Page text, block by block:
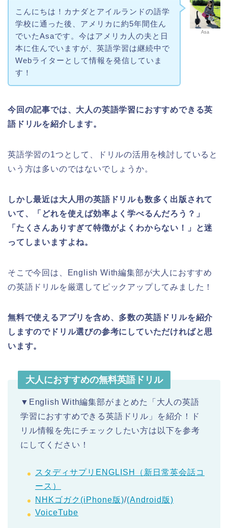
Asa
こんにちは！カナダとアイルランドの語学
学校に通った後、アメリカに約5年間住ん
でいたAsaです。今はアメリカ人の夫と日
本に住んでいますが、英語学習は継続中で
Webライターとして情報を発信していま
す！
今回の記事では、大人の英語学習におすすめできる英
語ドリルを紹介します。
英語学習の1つとして、ドリルの活用を検討していると
いう方は多いのではないでしょうか。
しかし最近は大人用の英語ドリルも数多く出版されて
いて、「どれを使えば効率よく学べるんだろう？」
「たくさんありすぎて特徴がよくわからない！」と迷
ってしまいますよね。
そこで今回は、English With編集部が大人におすすめ
の英語ドリルを厳選してピックアップしてみました！
無料で使えるアプリを含め、多数の英語ドリルを紹介
しますのでドリル選びの参考にしていただければと思
います。
大人におすすめの無料英語ドリル
▼English With編集部がまとめた「大人の英語
学習におすすめできる英語ドリル」を紹介！ド
リル情報を先にチェックしたい方は以下を参考
にしてください！
スタディサプリENGLISH（新日常英会話コ
ース）
NHKゴガク(iPhone版)/(Android版)
VoiceTube